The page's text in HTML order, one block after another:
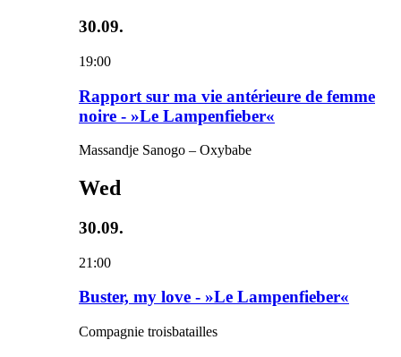
30.09.
19:00
Rapport sur ma vie antérieure de femme
noire - »Le Lampenfieber«
Massandje Sanogo – Oxybabe
Wed
30.09.
21:00
Buster, my love - »Le Lampenfieber«
Compagnie troisbatailles